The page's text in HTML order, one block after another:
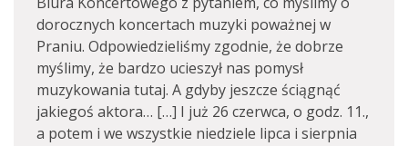
dorocznych koncertach muzyki poważnej w
Praniu. Odpowiedzieliśmy zgodnie, że dobrze
myślimy, że bardzo ucieszył nas pomysł
muzykowania tutaj. A gdyby jeszcze ściągnąć
jakiegoś aktora… […] I już 26 czerwca, o godz. 11.,
a potem i we wszystkie niedziele lipca i sierpnia